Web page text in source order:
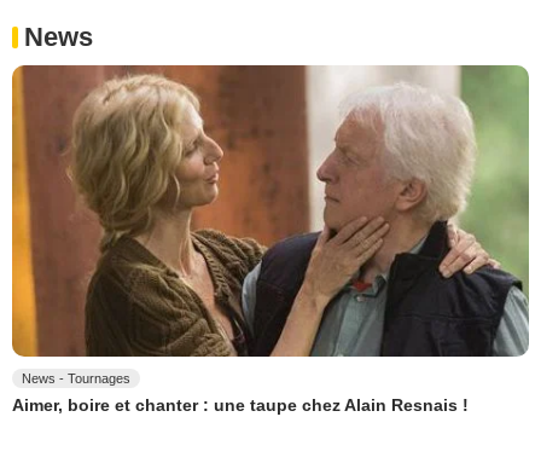
News
News - Tournages
Aimer, boire et chanter : une taupe chez Alain Resnais !